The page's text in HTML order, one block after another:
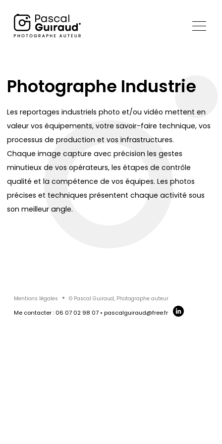
Photographe Industrie
Les reportages industriels photo et/ou vidéo mettent en
valeur vos équipements, votre savoir-faire technique, vos
processus de production et vos infrastructures.
Chaque image capture avec précision les gestes
minutieux de vos opérateurs, les étapes de contrôle
qualité et la compétence de vos équipes. Les photos
précises et techniques présentent chaque activité sous
son meilleur angle.
Mentions légales © Pascal Guiraud, Photographe auteur
Me contacter : 06 07 02 98 07 • pascalguiraud@free.fr